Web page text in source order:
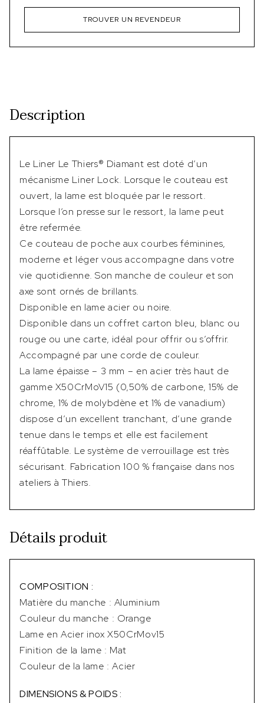
TROUVER UN REVENDEUR
Description
Le Liner Le Thiers® Diamant est doté d’un
mécanisme Liner Lock. Lorsque le couteau est
ouvert, la lame est bloquée par le ressort.
Lorsque l’on presse sur le ressort, la lame peut
être refermée.
Ce couteau de poche aux courbes féminines,
moderne et léger vous accompagne dans votre
vie quotidienne. Son manche de couleur et son
axe sont ornés de brillants.
Disponible en lame acier ou noire.
Disponible dans un coffret carton bleu, blanc ou
rouge ou une carte, idéal pour offrir ou s’offrir.
Accompagné par une corde de couleur.
La lame épaisse – 3 mm – en acier très haut de
gamme X50CrMoV15 (0,50% de carbone, 15% de
chrome, 1% de molybdène et 1% de vanadium)
dispose d’un excellent tranchant, d’une grande
tenue dans le temps et elle est facilement
réaffûtable. Le système de verrouillage est très
sécurisant. Fabrication 100 % française dans nos
ateliers à Thiers.
Détails produit
COMPOSITION :
Matière du manche : Aluminium
Couleur du manche : Orange
Lame en Acier inox X50CrMov15
Finition de la lame : Mat
Couleur de la lame : Acier
DIMENSIONS & POIDS :